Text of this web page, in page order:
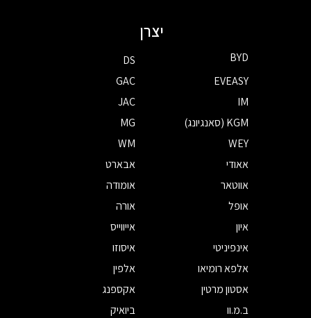
יצרן
BYD
DS
EVEASY
GAC
IM
JAC
KGM (סאנגיונג)
MG
WEY
WM
אאודי
אבארט
אווטאר
אומודה
אופל
אורה
איון
אייווייס
אינפיניטי
איסוזו
אלפא רומיאו
אלפין
אסטון מרטין
אקספנג
ב.מ.וו
ביואיק